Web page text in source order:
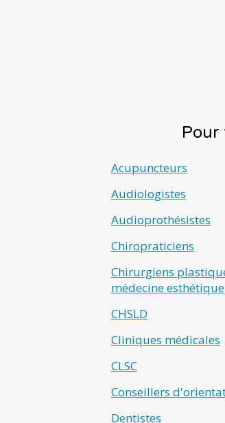
Pour
Acupuncteurs
Audiologistes
Audioprothésistes
Chiropraticiens
Chirurgiens
médecine esthétique
CHSLD
Cliniques médicales
CLSC
Conseillers
Dentistes